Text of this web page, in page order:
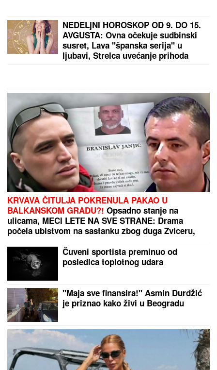
NEDELjNI HOROSKOP OD 9. DO 15.
AVGUSTA: Ovna očekuje sudbinski
susret, Lava "španska serija" u
ljubavi, Strelca uvećanje prihoda
KRVAVA ČITULJA POKRENULA PAKAO U
BALKANSKOM GRADU?! Opsadno stanje na
ulicama, MECI LETE NA SVE STRANE: Drama
počela ubistvom na sastanku zbog duga Zviceru,
Čuveni sportista preminuo od
posledica toplotnog udara
"Maja sve finansira!" Asmin Durdžić
je priznao kako živi u Beogradu